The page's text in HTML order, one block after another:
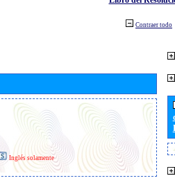
Contraer todo
Inglés solamente